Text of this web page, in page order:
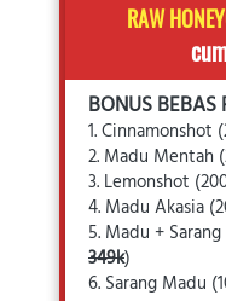
RAW
BONUS BEBAS
1. Cinnamonshot
2. Madu Mentah
3. Lemonshot
4. Madu Akasia
5. Madu + Sarang
349k)
6. Sarang Madu